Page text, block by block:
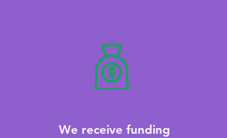
We receive funding